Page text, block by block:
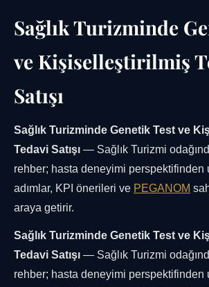
Sağlık Turizminde
ve Kişiselleştirilmiş
Satışı
Sağlık Turizminde Genetik Test ve
Tedavi Satışı — Sağlık Turizmi
rehber; hasta deneyimi perspektifinden
adımlar, KPI önerileri ve PEGANOM
araya getirir.
Sağlık Turizminde Genetik Test ve
Tedavi Satışı — Sağlık Turizmi
rehber; hasta deneyimi perspektifinden